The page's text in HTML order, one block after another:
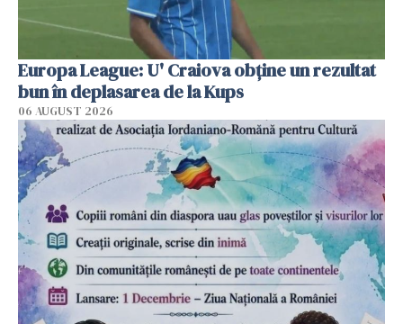
Europa League: U' Craiova obține un rezultat
bun în deplasarea de la Kups
06 AUGUST 2026